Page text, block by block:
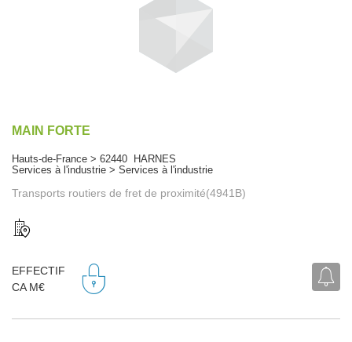
MAIN FORTE
Hauts-de-France > 62440 HARNES
Services à l'industrie > Services à l'industrie
Transports routiers de fret de proximité(4941B)
EFFECTIF
CA M€